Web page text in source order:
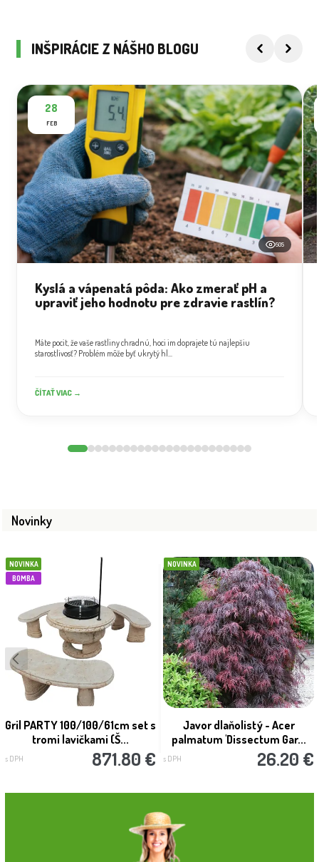
INŠPIRÁCIE Z NÁŠHO BLOGU
28
FEB
505
Kyslá a vápenatá pôda: Ako zmerať pH a
upraviť jeho hodnotu pre zdravie rastlín?
Máte pocit, že vaše rastliny chradnú, hoci im doprajete tú najlepšiu
starostlivosť? Problém môže byť ukrytý hl...
ČÍTAŤ VIAC →
Novinky
NOVINKA
BOMBA
Gril PARTY 100/100/61cm set s
tromi lavičkami (Š...
s DPH 871.80 €
NOVINKA
Javor dlaňolistý - Acer
palmatum 'Dissectum Gar...
s DPH 26.20 €